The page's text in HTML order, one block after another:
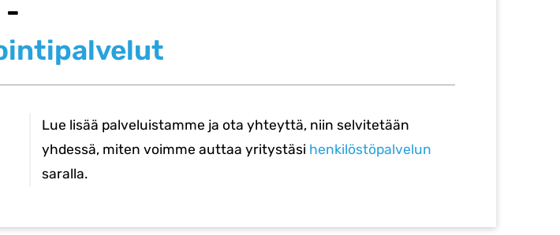
-
Lue lisää palveluistamme ja ota yhteyttä, niin selvitetään
yhdessä, miten voimme auttaa yritystäsi henkilöstöpalvelun
saralla.